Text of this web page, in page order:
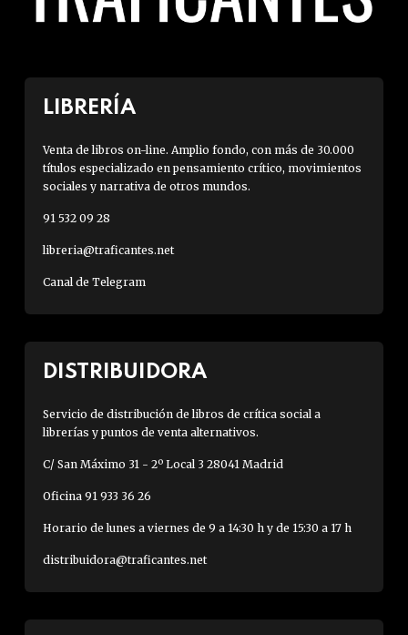
LIBRERÍA
Venta de libros on-line. Amplio fondo, con más de 30.000
títulos especializado en pensamiento crítico, movimientos
sociales y narrativa de otros mundos.
91 532 09 28
libreria@traficantes.net
Canal de Telegram
DISTRIBUIDORA
Servicio de distribución de libros de crítica social a
librerías y puntos de venta alternativos.
C/ San Máximo 31 - 2º Local 3 28041 Madrid
Oficina 91 933 36 26
Horario de lunes a viernes de 9 a 14:30 h y de 15:30 a 17 h
distribuidora@traficantes.net